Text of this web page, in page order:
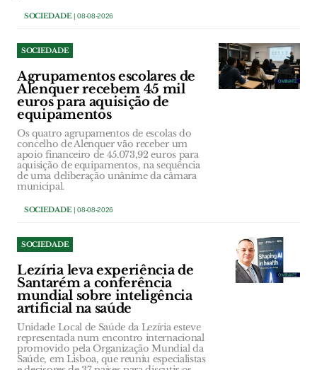
SOCIEDADE| 08-08-2026
SOCIEDADE
Agrupamentos escolares de
Alenquer recebem 45 mil
euros para aquisição de
equipamentos
Os quatro agrupamentos de escolas do
concelho de Alenquer vão receber um
apoio financeiro de 45.073,92 euros para
aquisição de equipamentos, na sequência
de uma deliberação unânime da câmara
municipal.
SOCIEDADE| 08-08-2026
SOCIEDADE
Lezíria leva experiência de
Santarém a conferência
mundial sobre inteligência
artificial na saúde
Unidade Local de Saúde da Lezíria esteve
representada num encontro internacional
promovido pela Organização Mundial da
Saúde, em Lisboa, que reuniu especialistas